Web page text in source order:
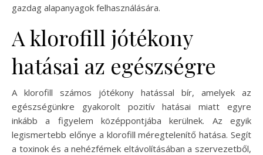
gazdag alapanyagok felhasználására.
A klorofill jótékony
hatásai az egészségre
A klorofill számos jótékony hatással bír, amelyek az
egészségünkre gyakorolt pozitív hatásai miatt egyre
inkább a figyelem középpontjába kerülnek. Az egyik
legismertebb előnye a klorofill méregtelenítő hatása. Segít
a toxinok és a nehézfémek eltávolításában a szervezetből,